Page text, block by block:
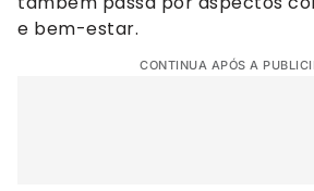
e bem-estar.
CONTINUA APÓS A